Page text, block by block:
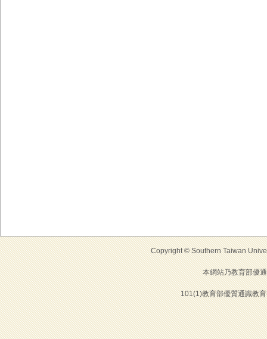
Copyright © Southern Taiwan
本網站乃教育部優
101(1)教育部優質通識教